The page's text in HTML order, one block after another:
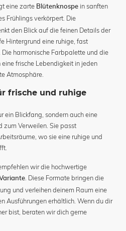
eine zarte Blütenknospe in sanften
Frühlings verkörpert. Die
den Blick auf die feinen Details der
Hintergrund eine ruhige, fast
harmonische Farbpalette und die
frische Lebendigkeit in jeden
Atmosphäre.
frische und ruhige
ein Blickfang, sondern auch eine
zum Verweilen. Sie passt
wo sie eine ruhige und
wir die hochwertige
. Diese Formate bringen die
und verleihen deinem Raum eine
Ausführungen erhältlich. Wenn du dir
bist, beraten wir dich gerne